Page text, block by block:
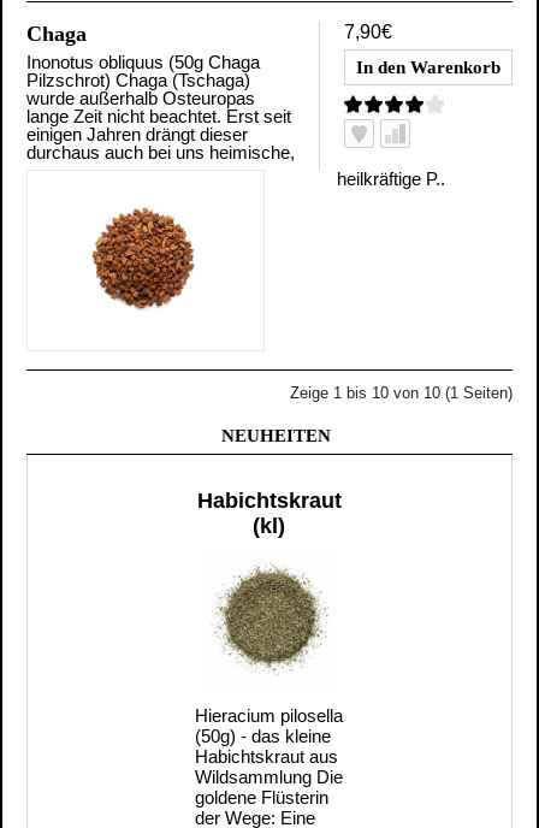
7,90€
Chaga
Inonotus obliquus (50g Chaga
Pilzschrot) Chaga (Tschaga)
wurde außerhalb Osteuropas
lange Zeit nicht beachtet. Erst seit
einigen Jahren drängt dieser
durchaus auch bei uns heimische,
heilkräftige P..
Zeige 1 bis 10 von 10 (1 Seiten)
NEUHEITEN
Habichtskraut
(kl)
Hieracium pilosella
(50g) - das kleine
Habichtskraut aus
Wildsammlung Die
goldene Flüsterin
der Wege: Eine